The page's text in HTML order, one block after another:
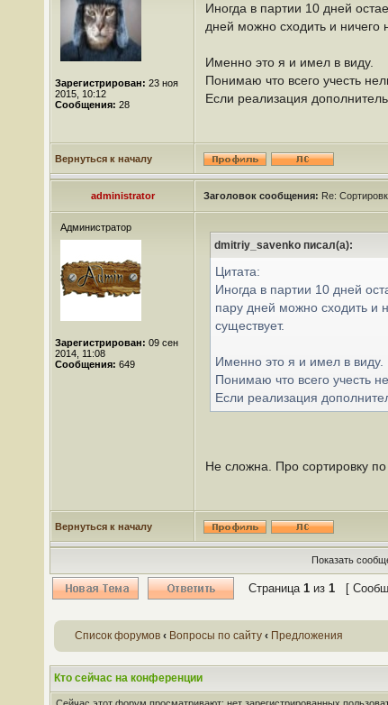
Зарегистрирован: 23 ноя
2015, 10:12
Сообщения: 28
Иногда в партии 10 дней
дней можно сходить и ничего
Именно это я и имел в виду.
Понимаю что всего учесть
Если реализация
Вернуться к началу
administrator Заголовок сообщения: Re:
Администратор
Зарегистрирован: 09 сен
2014, 11:08
Сообщения: 649
dmitriy_savenko писал(а):
Цитата:
Иногда в партии 10 дней
пару дней можно сходить и
существует.
Именно это я и имел в виду.
Понимаю что всего учесть
Если реализация
Не сложна. Про сортировку
Вернуться к началу
Показать
Страница 1 из 1 [
Список форумов ‹ Вопросы по сайту ‹ Предложения
Кто сейчас на конференции